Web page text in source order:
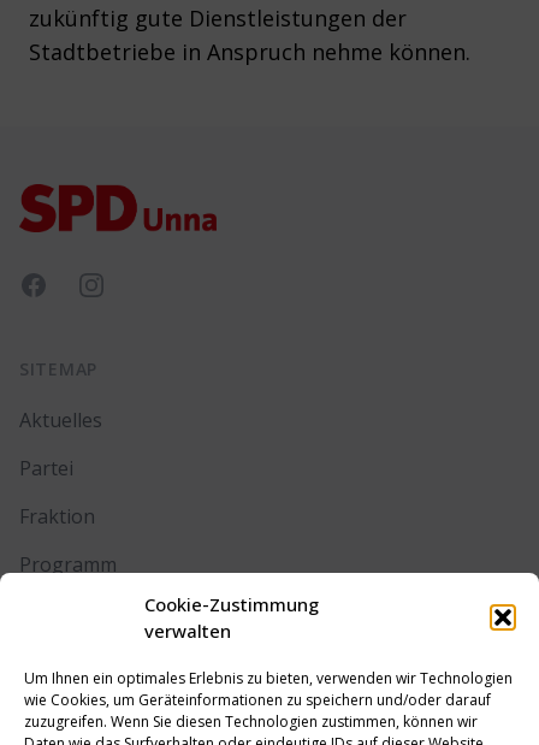
Cookie-Zustimmung
verwalten
Um Ihnen ein optimales Erlebnis zu bieten, verwenden wir Technologien
wie Cookies, um Geräteinformationen zu speichern und/oder darauf
zuzugreifen. Wenn Sie diesen Technologien zustimmen, können wir
zukünftig gute Dienstleistungen der
Stadtbetriebe in Anspruch nehme können.
FacebookInstagram
SITEMAP
Aktuelles
Partei
Fraktion
Programm
RECHTLICHES